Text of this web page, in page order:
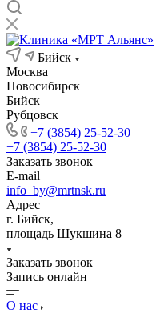
Бийск
Москва
Новосибирск
Бийск
Рубцовск
+7 (3854) 25-52-30
+7 (3854) 25-52-30
Заказать звонок
E-mail
info_by@mrtnsk.ru
Адрес
г. Бийск,
площадь Шукшина 8
Заказать звонок
Запись онлайн
О нас